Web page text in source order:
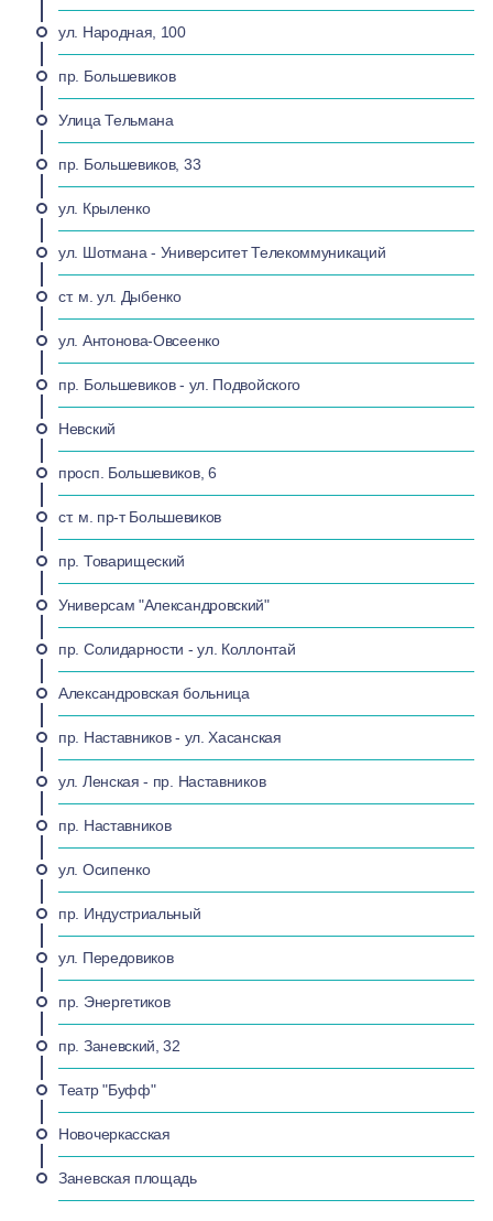
ул. Народная, 100
пр. Большевиков
Улица Тельмана
пр. Большевиков, 33
ул. Крыленко
ул. Шотмана - Университет Телекоммуникаций
ст. м. ул. Дыбенко
ул. Антонова-Овсеенко
пр. Большевиков - ул. Подвойского
Невский
просп. Большевиков, 6
ст. м. пр-т Большевиков
пр. Товарищеский
Универсам "Александровский"
пр. Солидарности - ул. Коллонтай
Александровская больница
пр. Наставников - ул. Хасанская
ул. Ленская - пр. Наставников
пр. Наставников
ул. Осипенко
пр. Индустриальный
ул. Передовиков
пр. Энергетиков
пр. Заневский, 32
Театр "Буфф"
Новочеркасская
Заневская площадь